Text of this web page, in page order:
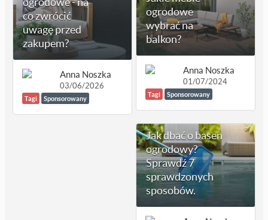
co zwrócić
uwagę przed
zakupem?
Anna Noszka
03/06/2026
Tagi Sponsorowany
ogrodowe
wybrać na
balkon?
Anna Noszka
01/07/2024
Tagi Sponsorowany
Jak dbać o basen
ogrodowy?
Sprawdź 7
sprawdzonych
sposobów.